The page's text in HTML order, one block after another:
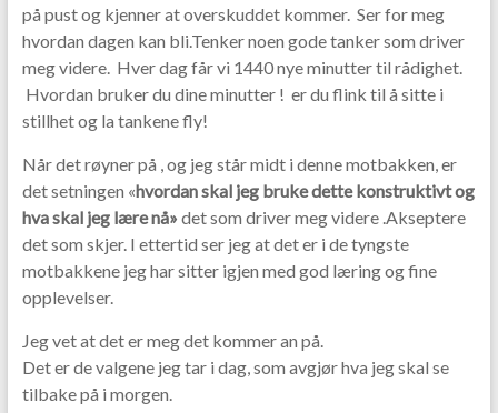
på pust og kjenner at overskuddet kommer. Ser for meg
hvordan dagen kan bli.Tenker noen gode tanker som driver
meg videre. Hver dag får vi 1440 nye minutter til rådighet.
Hvordan bruker du dine minutter ! er du flink til å sitte i
stillhet og la tankene fly!
Når det røyner på , og jeg står midt i denne motbakken, er
det setningen «hvordan skal jeg bruke dette konstruktivt og
hva skal jeg lære nå» det som driver meg videre .Akseptere
det som skjer. I ettertid ser jeg at det er i de tyngste
motbakkene jeg har sitter igjen med god læring og fine
opplevelser.
Jeg vet at det er meg det kommer an på.
Det er de valgene jeg tar i dag, som avgjør hva jeg skal se
tilbake på i morgen.